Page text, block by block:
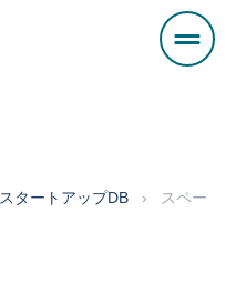
スタートアップDB ›
スペー